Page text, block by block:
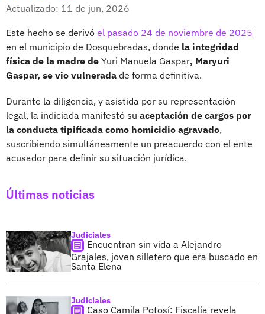
Actualizado: 11 de jun, 2026
Este hecho se derivó el pasado 24 de noviembre de 2025
en el municipio de Dosquebradas, donde la integridad
física de la madre de Yuri Manuela Gaspar, Maryuri
Gaspar, se vio vulnerada de forma definitiva.
Durante la diligencia, y asistida por su representación
legal, la indiciada manifestó su aceptación de cargos por
la conducta tipificada como homicidio agravado,
suscribiendo simultáneamente un preacuerdo con el ente
acusador para definir su situación jurídica.
Últimas noticias
Judiciales
Encuentran sin vida a Alejandro
Grajales, joven silletero que era buscado en
Santa Elena
Judiciales
Caso Camila Potosí: Fiscalía revela